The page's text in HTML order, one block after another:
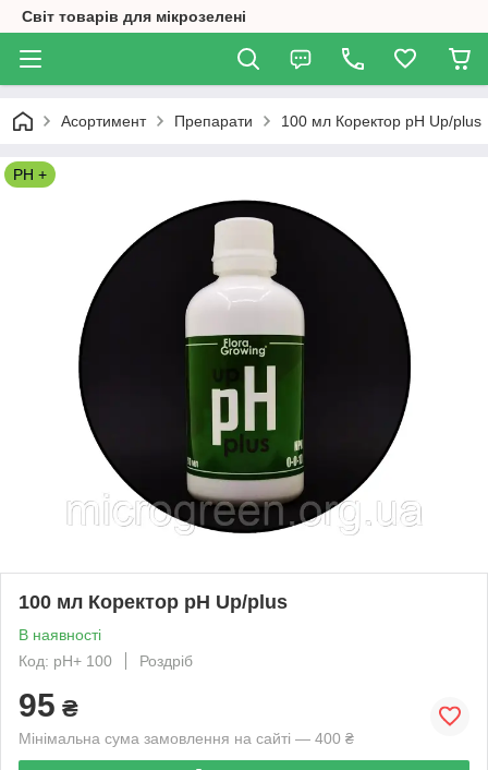
Світ товарів для мікрозелені
Асортимент Препарати 100 мл Коректор pH Up/plus
PH +
100 мл Коректор pH Up/plus
В наявності
Код: pH+ 100
Роздріб
95 ₴
Мінімальна сума замовлення на сайті — 400 ₴